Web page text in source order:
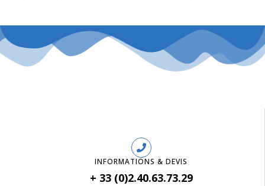
INFORMATIONS & DEVIS
+ 33 (0)2.40.63.73.29